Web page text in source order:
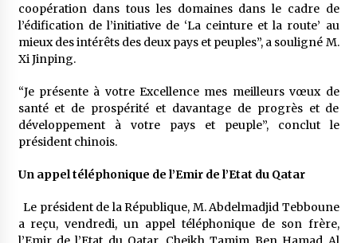
coopération dans tous les domaines dans le cadre de
l’édification de l’initiative de ‘La ceinture et la route’ au
mieux des intérêts des deux pays et peuples”, a souligné M.
Xi Jinping.
“Je présente à votre Excellence mes meilleurs vœux de
santé et de prospérité et davantage de progrès et de
développement à votre pays et peuple”, conclut le
président chinois.
Un appel téléphonique de l’Emir de l’Etat du Qatar
Le président de la République, M. Abdelmadjid Tebboune
a reçu, vendredi, un appel téléphonique de son frère,